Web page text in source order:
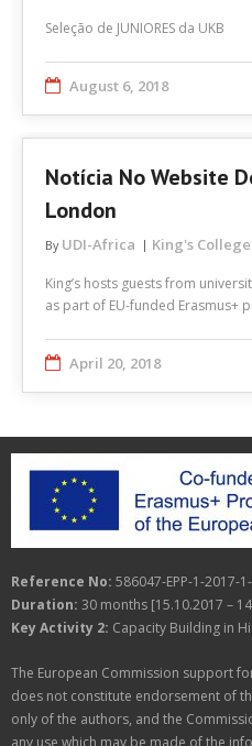
Seleção de JUNIORES da UKB
August 6, 2018
Notícia No Website
London
By UDI-Africa King's
King’s hosts guests from
as part of EU-funded Erasmus+
April 20, 2018
Reference No: 586047-EPP-1-2017-1-
Duration: 30 months [15.10.2017 –
Key Activity 2: Capacity Building in
The European Commission support
does not constitute endorsement of
only of the authors, and the
any use which may be made of the